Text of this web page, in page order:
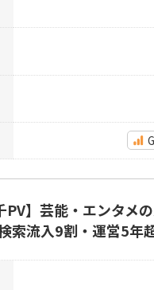
PV】芸能・エンタメ
索流入9割・運営5年